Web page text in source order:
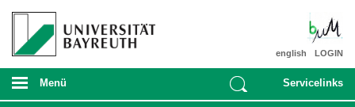
LOGIN
english
Menü Servicelinks